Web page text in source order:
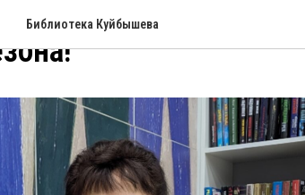
Библиотека Куйбышева